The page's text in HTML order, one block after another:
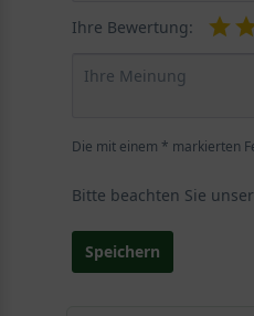
Ihre Bewertung:
Die mit einem * markierten
Bitte beachten Sie
Speichern